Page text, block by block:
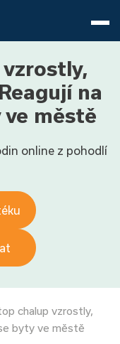
na
městě
online z pohodlí
chalup vzrostly,
byty ve městě